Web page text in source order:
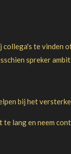
te vinden
spreker
bij het
lang en neem